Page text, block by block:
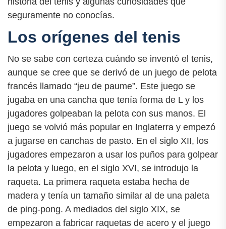
seguramente no conocías.
Los orígenes del tenis
No se sabe con certeza cuándo se inventó el tenis,
aunque se cree que se derivó de un juego de pelota
francés llamado “jeu de paume”. Este juego se
jugaba en una cancha que tenía forma de L y los
jugadores golpeaban la pelota con sus manos. El
juego se volvió más popular en Inglaterra y empezó
a jugarse en canchas de pasto. En el siglo XII, los
jugadores empezaron a usar los puños para golpear
la pelota y luego, en el siglo XVI, se introdujo la
raqueta. La primera raqueta estaba hecha de
madera y tenía un tamaño similar al de una paleta
de ping-pong. A mediados del siglo XIX, se
empezaron a fabricar raquetas de acero y el juego